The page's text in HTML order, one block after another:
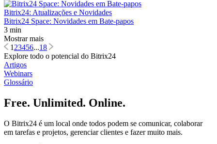
Bitrix24: Atualizações e Novidades
Bitrix24 Space: Novidades em Bate-papos
3 min
Mostrar mais
123456...18
Explore todo o potencial do Bitrix24
Artigos
Webinars
Glossário
Free. Unlimited. Online.
O Bitrix24 é um local onde todos podem se comunicar, colaborar
em tarefas e projetos, gerenciar clientes e fazer muito mais.